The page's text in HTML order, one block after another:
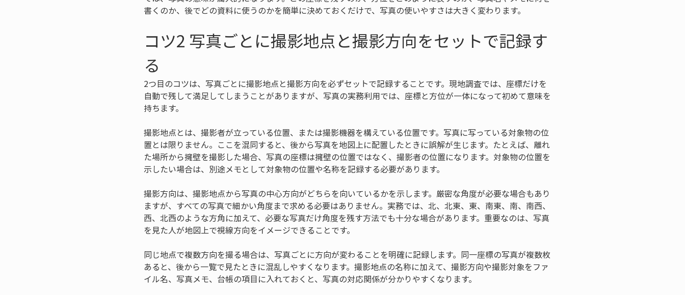
書くのか、後でどの資料に使うのかを簡単に決めておくだけで、写真の使いやすさは大きく変わります。
コツ2 写真ごとに撮影地点と撮影方向をセットで記録す
る
2つ目のコツは、写真ごとに撮影地点と撮影方向を必ずセットで記録することです。現地調査では、座標だけを
自動で残して満足してしまうことがありますが、写真の実務利用では、座標と方位が一体になって初めて意味を
持ちます。
撮影地点とは、撮影者が立っている位置、または撮影機器を構えている位置です。写真に写っている対象物の位
置とは限りません。ここを混同すると、後から写真を地図上に配置したときに誤解が生じます。たとえば、離れ
た場所から擁壁を撮影した場合、写真の座標は擁壁の位置ではなく、撮影者の位置になります。対象物の位置を
示したい場合は、別途メモとして対象物の位置や名称を記録する必要があります。
撮影方向は、撮影地点から写真の中心方向がどちらを向いているかを示します。厳密な角度が必要な場合もあり
ますが、すべての写真で細かい角度まで求める必要はありません。実務では、北、北東、東、南東、南、南西、
西、北西のような方角に加えて、必要な写真だけ角度を残す方法でも十分な場合があります。重要なのは、写真
を見た人が地図上で視線方向をイメージできることです。
同じ地点で複数方向を撮る場合は、写真ごとに方向が変わることを明確に記録します。同一座標の写真が複数枚
あると、後から一覧で見たときに混乱しやすくなります。撮影地点の名称に加えて、撮影方向や撮影対象をファ
イル名、写真メモ、台帳の項目に入れておくと、写真の対応関係が分かりやすくなります。